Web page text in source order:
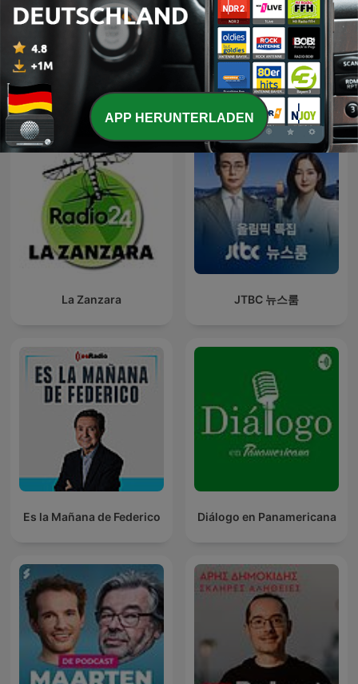
Ukraine: The Latest
La Zanzara JTBC 뉴스룸
Es la Mañana de Federico Diálogo en Panamericana
APP HERUNTERLADEN